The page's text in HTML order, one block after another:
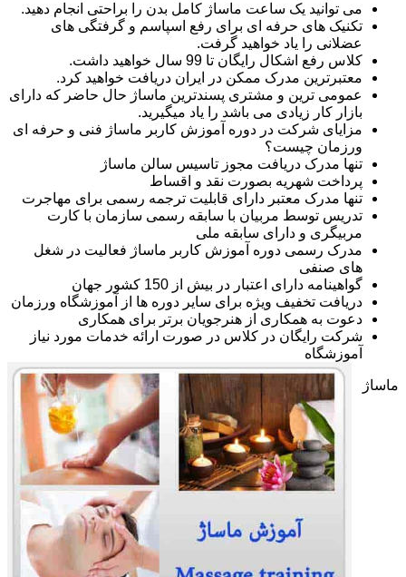
می توانید یک ساعت ماساژ کامل بدن را براحتی انجام دهید.
تکنیک های حرفه ای برای رفع اسپاسم و گرفتگی های
عضلانی را یاد خواهید گرفت.
کلاس رفع اشکال رایگان تا 99 سال خواهید داشت.
معتبرترین مدرک ممکن در ایران دریافت خواهید کرد.
عمومی ترین و مشتری پسندترین ماساژ حال حاضر که دارای
بازار کار زیادی می باشد را یاد میگیرید.
مزایای شرکت در دوره آموزش کاربر ماساژ فنی و حرفه ای
ورزمان چیست؟
تنها مدرک دریافت مجوز تاسیس سالن ماساژ
پرداخت شهریه بصورت نقد و اقساط
تنها مدرک معتبر دارای قابلیت ترجمه رسمی برای مهاجرت
تدریس توسط مربیان با سابقه رسمی سازمان با کارت
مربیگری و دارای سابقه ملی
مدرک رسمی دوره آموزش کاربر ماساژ فعالیت در شغل
های صنفی
گواهینامه دارای اعتبار در بیش از 150 کشور جهان
دریافت تخفیف ویژه برای سایر دوره ها از آموزشگاه ورزمان
دعوت به همکاری از هنرجویان برتر برای همکاری
شرکت رایگان در کلاس در صورت ارائه خدمات مورد نیاز
آموزشگاه
ماساژ